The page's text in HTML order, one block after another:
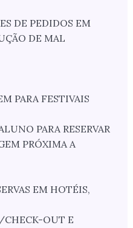
DE PEDIDOS EM
DE MAL
PARA FESTIVAIS
PARA RESERVAR
PRÓXIMA A
EM HOTÉIS,
CHECK-OUT E